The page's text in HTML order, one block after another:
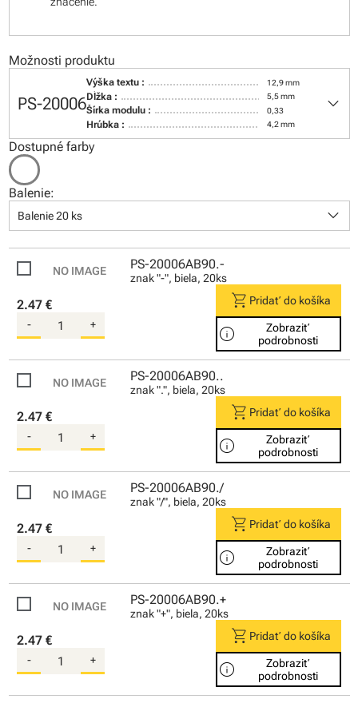
Možnosti produktu
PS-20006
Výška textu : 12,9 mm
Dĺžka : 5,5 mm
Šírka modulu : 0,33
Hrúbka : 4,2 mm
keyboard_arrow_down
Dostupné farby
Balenie:
Balenie 20 ks keyboard_arrow_down
PS-20006AB90.-
znak "-", biela, 20ks
2.47 €
- +
shopping_cart Pridať do košíka
info
Zobraziť
podrobnosti
PS-20006AB90..
znak ".", biela, 20ks
2.47 €
- +
shopping_cart Pridať do košíka
info
Zobraziť
podrobnosti
PS-20006AB90./
znak "/", biela, 20ks
2.47 €
- +
shopping_cart Pridať do košíka
info
Zobraziť
podrobnosti
PS-20006AB90.+
znak "+", biela, 20ks
2.47 €
- +
shopping_cart Pridať do košíka
info
Zobraziť
podrobnosti